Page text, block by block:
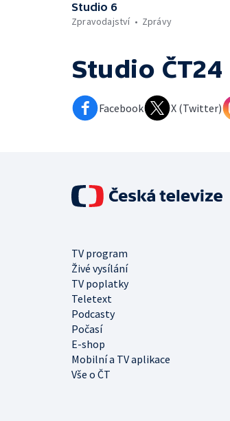
Studio 6
Zpravodajství
Zprávy
Studio ČT24
Facebook X (Twitter)
TV program
Živé vysílání
TV poplatky
Teletext
Podcasty
Počasí
E-shop
Mobilní a TV aplikace
Vše o ČT